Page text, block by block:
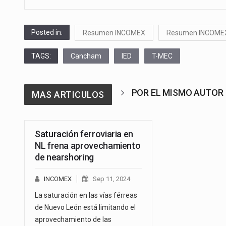
Posted in: Resumen INCOMEX Resumen
TAGS: Cancham IED T-MEC
MAS ARTICULOS POR EL MISMO AUTOR
Saturación ferroviaria en
NL frena aprovechamiento
de nearshoring
INCOMEX Sep 11, 2024
La saturación en las vías férreas
de Nuevo León está limitando el
aprovechamiento de las